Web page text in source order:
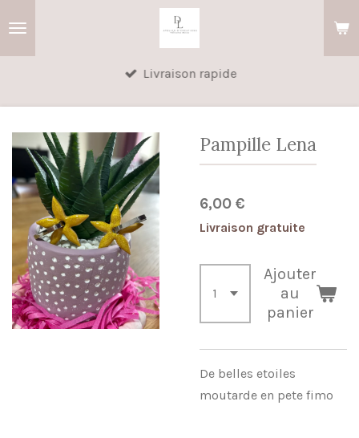
Livraison rapide
Pampille Lena
6,00 €
Livraison gratuite
Ajouter
au
panier
De belles etoiles
moutarde en pete fimo